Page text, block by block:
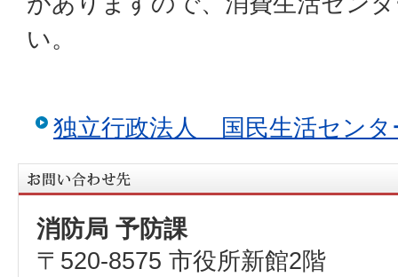
い。
独立行政法人 国民生活センタ
消防局 予防課
〒520-8575 市役所新館2階